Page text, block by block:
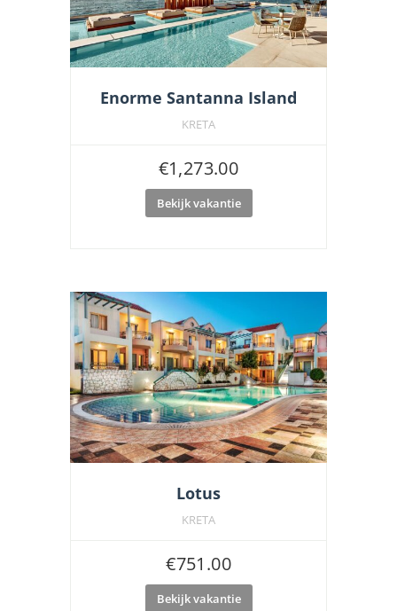
Enorme Santanna Island
KRETA
€1,273.00
Bekijk vakantie
Lotus
KRETA
€751.00
Bekijk vakantie